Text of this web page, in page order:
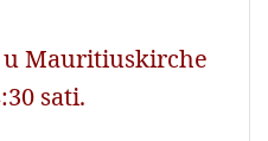
Mauritiuskirche
sati.